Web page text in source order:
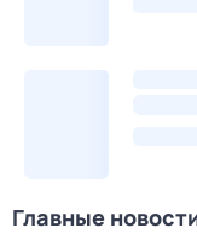
Главные